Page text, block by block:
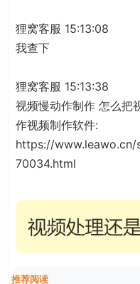
狸窝客服 15:13:08
我查下
狸窝客服 15:13:38
视频慢动作制作 怎么把
作视频制作软件:
https://
70034.html
推荐阅读